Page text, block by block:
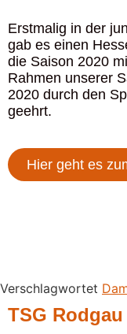
Erstmalig in der
gab es einen
die Saison 2020
Rahmen unserer
2020 durch den
geehrt.
Hier geht es
Verschlagwortet
TSG Rodgau